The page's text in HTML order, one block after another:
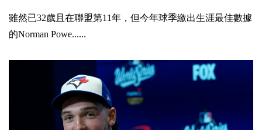
雖然已32歲且在聯盟第11年，但今年球季繳出生涯最佳數據
的Norman Powe......